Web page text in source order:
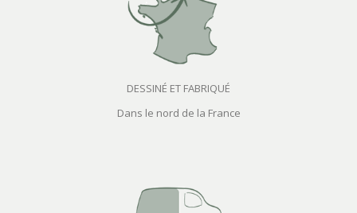
DESSINÉ ET FABRIQUÉ
Dans le nord de la France